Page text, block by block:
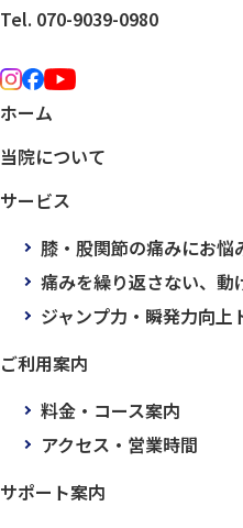
Tel. 070-9039-0980
ホーム
当院について
サービス
膝・股関節の痛みにお悩
痛みを繰り返さない、動
ジャンプ力・瞬発力向上
ご利用案内
料金・コース案内
アクセス・営業時間
サポート案内